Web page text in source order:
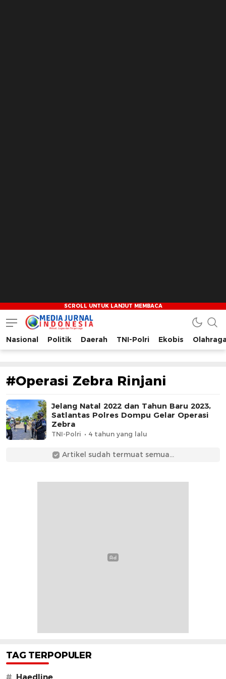
Media Jurnal Indonesia
Bersama Membangun Indonesia
Nasional Politik Daerah TNI-Polri Ekobis
#Operasi Zebra Rinjani
Jelang Natal 2022 dan Tahun Baru 2023,
Satlantas Polres Dompu Gelar Operasi
Zebra
TNI-Polri 4 tahun yang lalu
Artikel sudah termuat semua...
TAG TERPOPULER